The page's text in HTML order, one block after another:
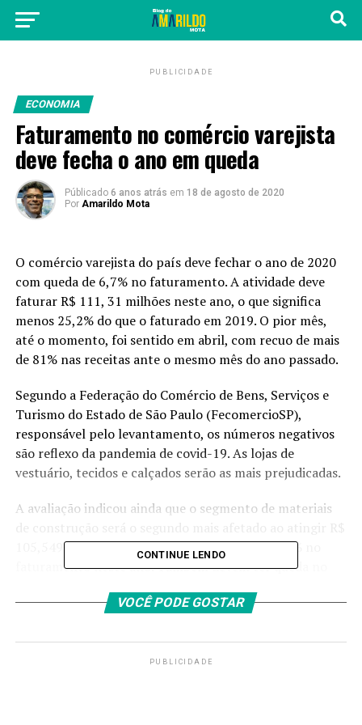
PUBLICIDADE
ECONOMIA
Faturamento no comércio varejista
deve fecha o ano em queda
Públicado 6 anos atrás em 18 de agosto de 2020
Por Amarildo Mota
O comércio varejista do país deve fechar o ano de 2020
com queda de 6,7% no faturamento. A atividade deve
faturar R$ 111, 31 milhões neste ano, o que significa
menos 25,2% do que o faturado em 2019. O pior mês,
até o momento, foi sentido em abril, com recuo de mais
de 81% nas receitas ante o mesmo mês do ano passado.
Segundo a Federação do Comércio de Bens, Serviços e
Turismo do Estado de São Paulo (FecomercioSP),
responsável pelo levantamento, os números negativos
são reflexo da pandemia de covid-19. As lojas de
vestuário, tecidos e calçados serão as mais prejudicadas.
A avaliação indicou ainda que o segmento de materiais
105,549 milhões de faturamento, perda de 17,6% no
faturamento neste ano. Também devem ter queda no
(-13,3%); lojas de móveis e decoração (-13,3%); veículos,
eletrodomésticos e eletrônicos (-8,1%). No sentido
contrário, as farmácias terão crescimento de 2,8%, com
CONTINUE LENDO
VOCÊ PODE GOSTAR
PUBLICIDADE